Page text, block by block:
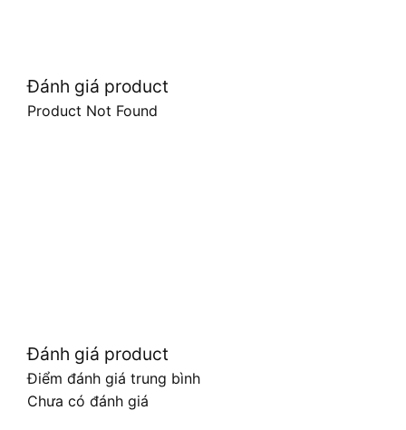
Đánh giá product
Product Not Found
Đánh giá product
Điểm đánh giá trung bình
Chưa có đánh giá